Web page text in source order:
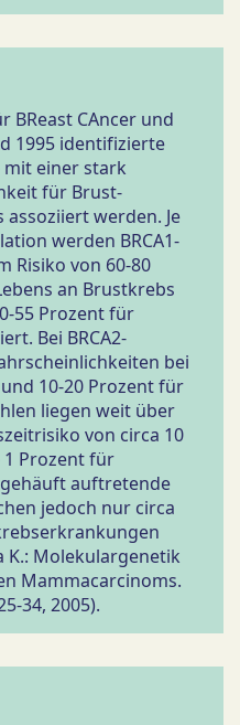
BReast CAncer und
1995 identifizierte
mit einer stark
für Brust-
werden. Je
werden BRCA1-
Risiko von 60-80
an Brustkrebs
55 Prozent für
Bei BRCA2-
bei
10-20 Prozent für
liegen weit über
von circa 10
Prozent für
auftretende
jedoch nur circa
K.: Molekulargenetik
Mammacarcinoms.
34, 2005).